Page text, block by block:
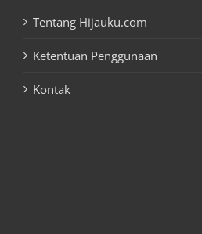
Tentang Hijauku.com
Ketentuan Penggunaan
Kontak